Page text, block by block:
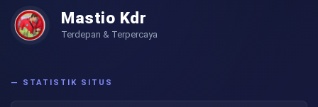
Mastio Kdr
Terdepan & Terpercaya
— STATISTIK SITUS